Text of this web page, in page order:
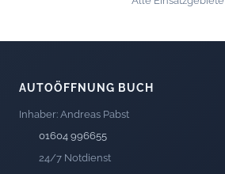
AUTOÖFFNUNG BUCH
Inhaber: Andreas Pabst
01604 996655
24/7 Notdienst